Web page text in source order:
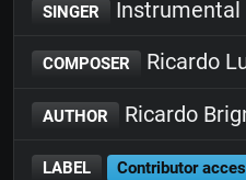
SINGER Instrumental
COMPOSER Ricardo
AUTHOR Ricardo
LABEL Contributor